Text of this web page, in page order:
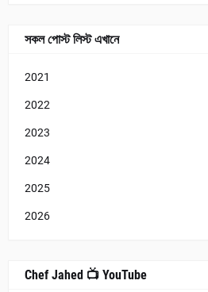
সকল পোস্ট লিস্ট এখানে
2021
2022
2023
2024
2025
2026
Chef Jahed 📺 YouTube